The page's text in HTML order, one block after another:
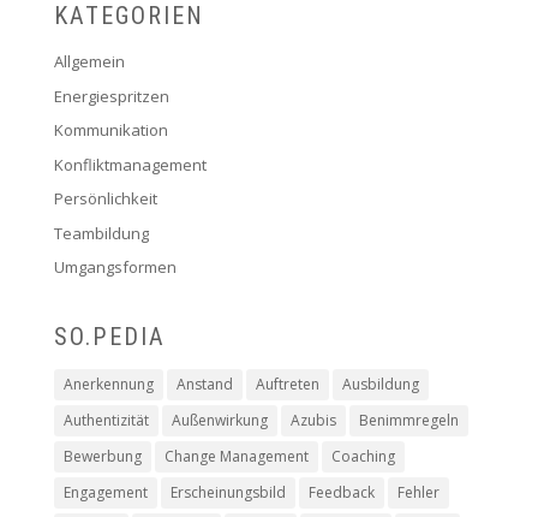
KATEGORIEN
Allgemein
Energiespritzen
Kommunikation
Konfliktmanagement
Persönlichkeit
Teambildung
Umgangsformen
SO.PEDIA
Anerkennung Anstand Auftreten
Ausbildung
Authentizität
Außenwirkung Azubis
Benimmregeln
Bewerbung
Change Management
Coaching
Engagement
Erscheinungsbild Feedback
Fehler